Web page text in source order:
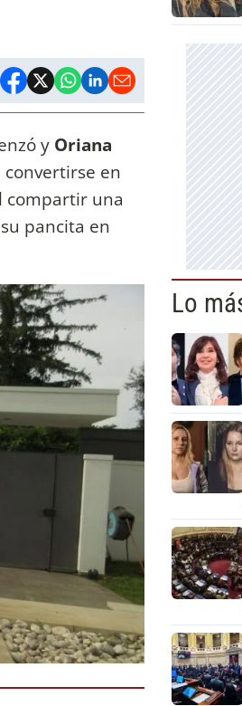
y Oriana
en
compartir una
pancita en
Lo